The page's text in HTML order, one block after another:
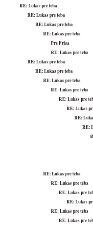
RE: Lukas pre teba
RE: Lukas pre teba
RE: Lukas pre teba
RE: Lukas pre teba
Pre Frisa
RE: Lukas pre teba
RE: Lukas pre teba
RE: Lukas pre teba
RE: Lukas pre teba
RE: Lukas pre teba
RE: Lukas pre
RE: Lukas
RE:
RE:
RE: Lukas pre teba
RE: Lukas pre teba
RE: Lukas pre
RE: Lukas
RE: Lukas pre teba
RE: Lukas pre